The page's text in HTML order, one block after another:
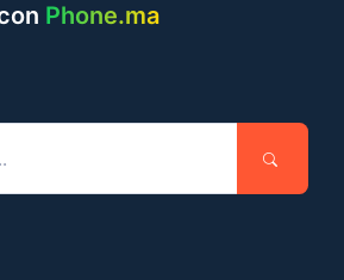
Phone.ma